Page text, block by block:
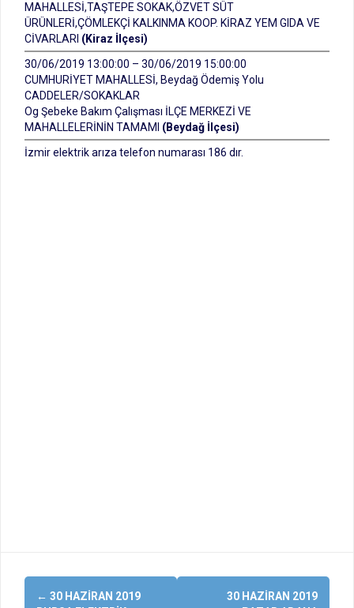
MAHALLESİ,TAŞTEPE SOKAK,ÖZVET SÜT
ÜRÜNLERİ,ÇÖMLEKÇİ KALKINMA KOOP. KİRAZ YEM GIDA VE
CİVARLARI (Kiraz İlçesi)
30/06/2019 13:00:00 – 30/06/2019 15:00:00
CUMHURİYET MAHALLESİ, Beydağ Ödemiş Yolu
CADDELER/SOKAKLAR
Og Şebeke Bakım Çalışması İLÇE MERKEZİ VE
MAHALLELERİNİN TAMAMI (Beydağ İlçesi)
İzmir elektrik arıza telefon numarası 186 dır.
Yazı
← 30 HAZIRAN 2019
30 HAZIRAN 2019